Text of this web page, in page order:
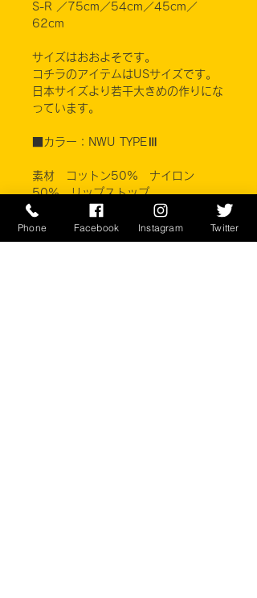
S-R ／75cm／54cm／45cm／
62cm
サイズはおおよそです。
コチラのアイテムはUSサイズです。
日本サイズより若干大きめの作りにな
っています。
■カラー：NWU TYPEⅢ
素材 コットン50% ナイロン
50% リップストップ
GOLDEN MANUFACTURING CO.
※ご注意ください
Phone Facebook Instagram Twitter